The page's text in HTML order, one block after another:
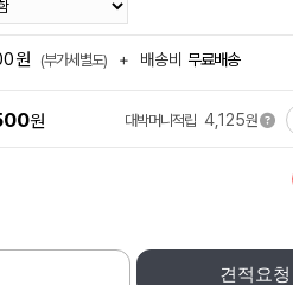
원 (부가세별도) + 배송비 무료배송
원 대박머니적립 4,125원
견적요청